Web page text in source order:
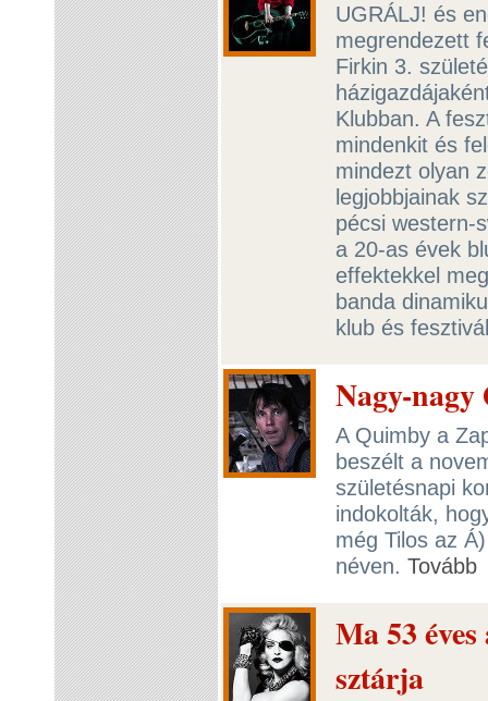
UGRÁLJ! és
megrendezett
Firkin 3.
Klubban. A
mindenkit és
mindezt olyan
legjobbjainak
pécsi western-
a 20-as évek
effektekkel
banda
klub és
Nagy-
A Quimby a
beszélt a
születésnapi
indokolták,
még Tilos az
néven. Tovább
Ma 53
sztárja